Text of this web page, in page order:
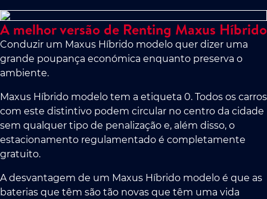
A melhor versão de Renting Maxus Híbrido
Conduzir um Maxus Híbrido modelo quer dizer uma
grande poupança económica enquanto preserva o
ambiente.
Maxus Híbrido modelo tem a etiqueta 0. Todos os carros
com este distintivo podem circular no centro da cidade
sem qualquer tipo de penalização e, além disso, o
estacionamento regulamentado é completamente
gratuito.
A desvantagem de um Maxus Híbrido modelo é que as
baterias que têm são tão novas que têm uma vida